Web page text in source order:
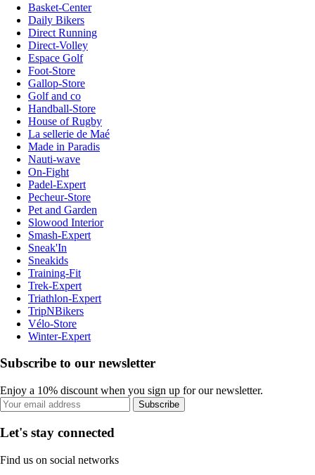
Basket-Center
Daily Bikers
Direct Running
Direct-Volley
Espace Golf
Foot-Store
Gallop-Store
Golf and co
Handball-Store
House of Rugby
La sellerie de Maé
Made in Paradis
Nauti-wave
On-Fight
Padel-Expert
Pecheur-Store
Pet and Garden
Slowood Interior
Smash-Expert
Sneak'In
Sneakids
Training-Fit
Trek-Expert
Triathlon-Expert
TripNBikers
Vélo-Store
Winter-Expert
Subscribe to our newsletter
Enjoy a 10% discount when you sign up for our newsletter.
Subscribe
Let's stay connected
Find us on social networks